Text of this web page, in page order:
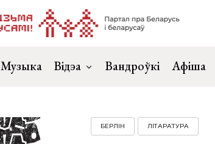
Музыка Відэа Вандроўкі Афіша
БЕРЛІН ЛІТАРАТУРА